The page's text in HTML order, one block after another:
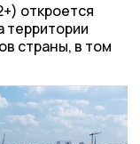
откроется
территории
страны, в том